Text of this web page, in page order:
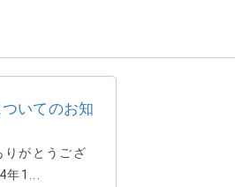
いてのお知
りがとうござ
1...